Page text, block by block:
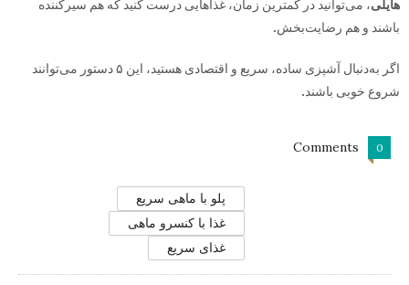
هایلی، می‌توانید در کمترین زمان، غذاهایی درست کنید که هم سیرکننده
باشند و هم رضایت‌بخش.
اگر به‌دنبال آشپزی ساده، سریع و اقتصادی هستید، این ۵ دستور می‌توانند
شروع خوبی باشند.
0
Comments
پلو با ماهی سریع
غذا با کنسرو ماهی
غذای سریع